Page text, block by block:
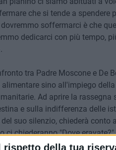
rispetto della tua
che si tende a spendere
soffermarci è che
dedicarci con più tempo,
tra Padre Moscone e De
sino all'impiego
Ad aprire la rassegna
e sulla indifferenza delle
suo silenzio, chiederà conto
ci chiederanno "Dove
altri. Abbiamo parlato,